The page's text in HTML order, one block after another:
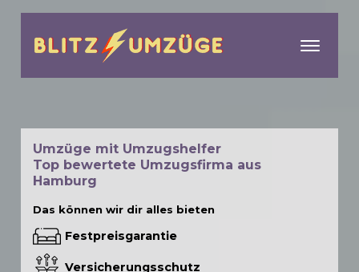
Umzüge mit Umzugshelfer
Top bewertete Umzugsfirma aus
Hamburg
Das können wir dir alles bieten
Festpreisgarantie
Versicherungsschutz